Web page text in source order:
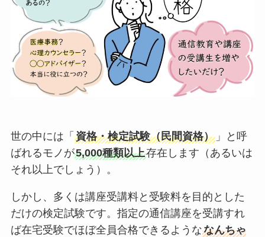
世の中には「 資格・検定試験（民間資格）」と呼
ばれるモノが5,000種類以上存在します（あるいは
それ以上でしょう）。
しかし、多くは講座受講料と受験料を目的とした
だけの検定試験です。指定の通信講座を受講すれ
ば在宅受験でほぼ全員合格できるようななんちゃ